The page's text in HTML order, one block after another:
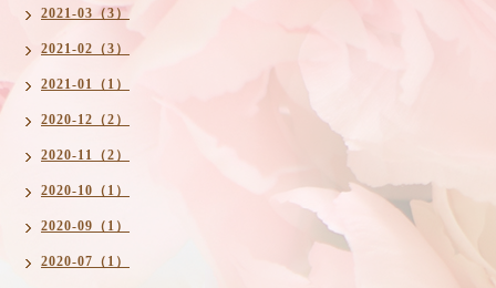
2021-03（3）
2021-02（3）
2021-01（1）
2020-12（2）
2020-11（2）
2020-10（1）
2020-09（1）
2020-07（1）